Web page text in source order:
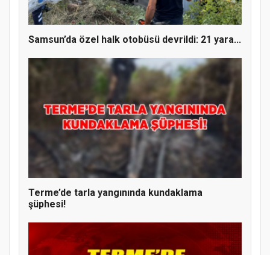
Samsun’da özel halk otobüsü devrildi: 21 yara...
Terme’de tarla yangınında kundaklama
şüphesi!